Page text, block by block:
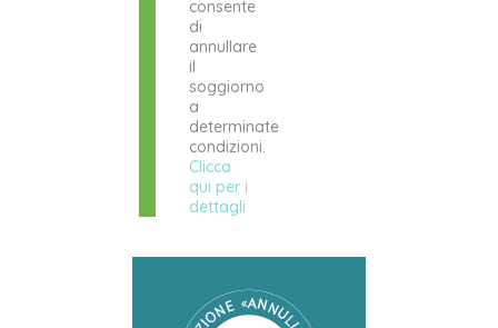
consente
di
annullare
il
soggiorno
a
determinate
condizioni.
Clicca
qui per i
dettagli